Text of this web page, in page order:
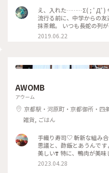
え、入れた………Σ( ; ﾟДﾟ)
流行る前に、中学からの
抹茶館。 いつも長蛇の列
別の所に新しい店舗が出来たのかな？ ……と
が、店の外に出たら列が
るのかな……？？ほうじ茶
2019.06.22
AWOMB
アウーム
京都駅・河原町・京都御所・四
雑貨, ごはん
手織り寿司♡ 斬新な組み
思議と、酢飯とあうんで
美しい❣️ 特に、鴨肉が美味
酒🍶♡ 素敵時間でした〜 #
京都 #烏丸本店 #手織り寿司
2023.04.28